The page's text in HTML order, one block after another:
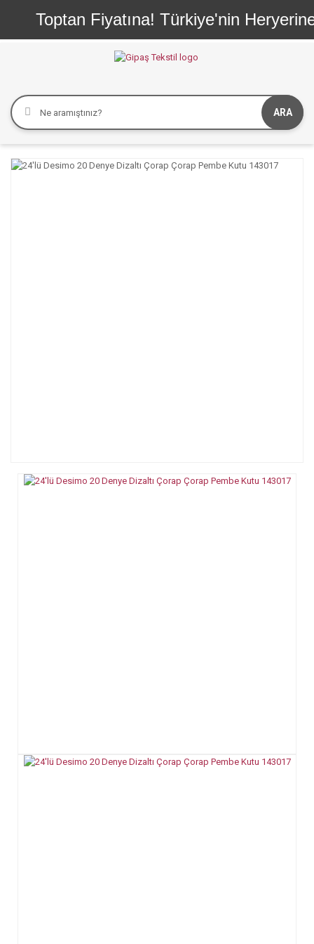
Fiyatına! Türkiye'nin Heryerine
ARA